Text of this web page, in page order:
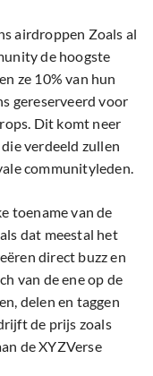
airdroppen Zoals al
de hoogste
ze 10% van hun
gereserveerd voor
Dit komt neer
verdeeld zullen
communityleden.
toename van de
dat meestal het
direct buzz en
van de ene op de
delen en taggen
de prijs zoals
de XYZVerse